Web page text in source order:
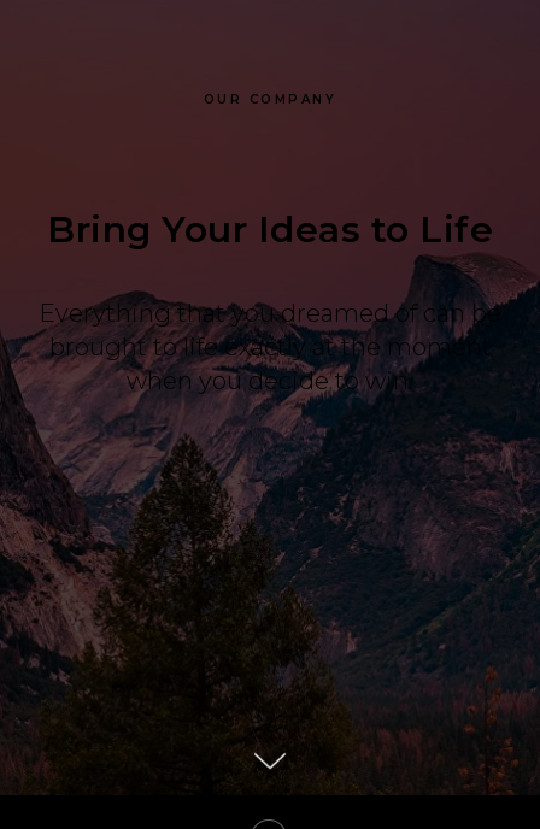
OUR COMPANY
Bring Your Ideas to Life
Everything that you dreamed of can be
brought to life exactly at the moment
when you decide to win.